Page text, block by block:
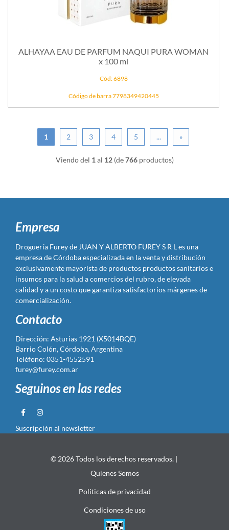
ALHAYAA EAU DE PARFUM NAQUI PURA WOMAN
x 100 ml
Cód: 6898
Código de barra 7798349420445
1 2 3 4 5 ... »
Viendo del 1 al 12(de766productos)
Empresa
Droguería Furey de JUAN Y ALBERTO FUREY S R L es una
empresa de Córdoba especializada en la venta y distribución
exclusivamente mayorista de productos productos sanitarios e
insumos para la salud a comercios del rubro, de elevada
calidad y a un costo que garantiza satisfactorios márgenes de
comercialización.
Contacto
Dirección: Asturias 1921 (X5014BQE)
Barrio Colón, Córdoba, Argentina
Teléfono: 0351-4552591
furey@furey.com.ar
Seguinos en las redes
Suscripción al newsletter
© 2026 Todos los derechos reservados. |
Quienes Somos
Politicas de privacidad
Condiciones de uso